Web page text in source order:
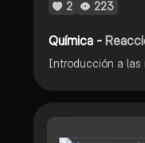
2 223
Química -
Introducción a las